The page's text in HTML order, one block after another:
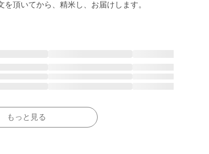
頂いてから、精米し、お届けします。
もっと見る